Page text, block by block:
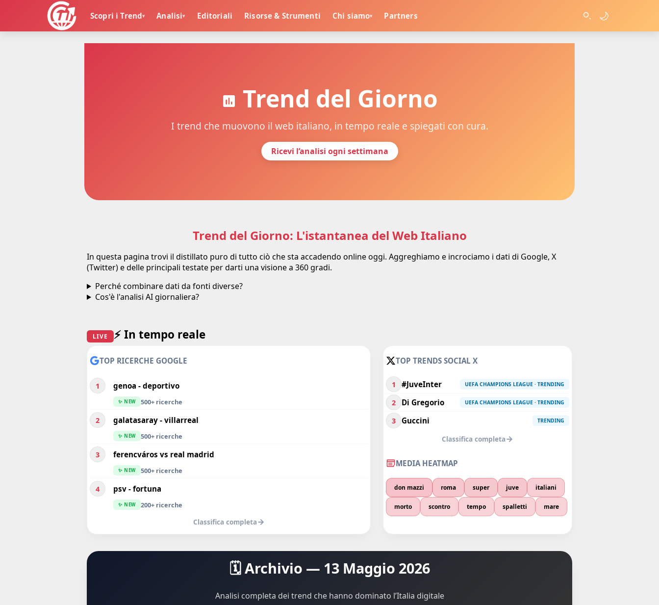
Scopri i Trend▾ Analisi▾ Editoriali Risorse & Strumenti Chi siamo▾ Partners 🌙
Trend del Giorno
I trend che muovono il web italiano, in tempo reale e spiegati con cura.
Ricevi l’analisi ogni settimana
Trend del Giorno: L'istantanea del Web Italiano
In questa pagina trovi il distillato puro di tutto ciò che sta accadendo online oggi. Aggreghiamo e incrociamo i dati di Google, X
(Twitter) e delle principali testate per darti una visione a 360 gradi.
Perché combinare dati da fonti diverse?
Cos'è l'analisi AI giornaliera?
LIVE ⚡ In tempo reale
TOP RICERCHE GOOGLE
1 genoa - deportivo
✨ NEW 500+ ricerche
2 galatasaray - villarreal
✨ NEW 500+ ricerche
3 ferencváros vs real madrid
✨ NEW 500+ ricerche
4 psv - fortuna
✨ NEW 200+ ricerche
Classifica completa
TOP TRENDS SOCIAL X
1 #JuveInter UEFA CHAMPIONS LEAGUE · TRENDING
2 Di Gregorio UEFA CHAMPIONS LEAGUE · TRENDING
3 Guccini TRENDING
Classifica completa
MEDIA HEATMAP
don mazzi roma super juve italiani
morto scontro tempo spalletti mare
🗓️ Archivio — 13 Maggio 2026
Analisi completa dei trend che hanno dominato l’Italia digitale